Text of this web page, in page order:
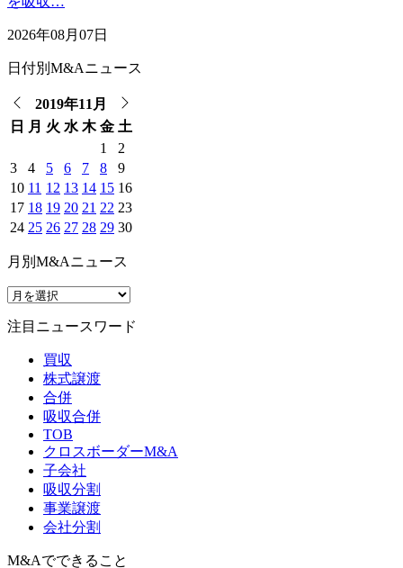
2026年08月07日
日付別M&Aニュース
2019年11月
日
月 火 水 木 金 土
1
2
3
4 5 6 7 8
9
10 11 12 13 14 15 16
17 18 19 20 21 22 23
24 25 26 27 28 29 30
月別M&Aニュース
注目ニュースワード
買収
株式譲渡
合併
吸収合併
TOB
クロスボーダーM&A
子会社
吸収分割
事業譲渡
会社分割
M&Aでできること